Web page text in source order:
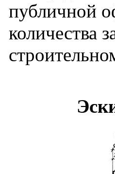
публичной
количества